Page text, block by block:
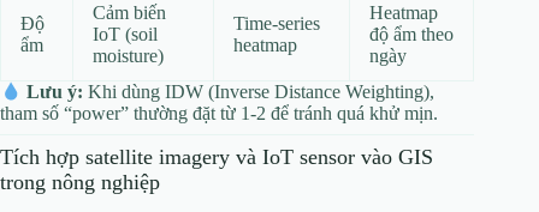
Độ
ẩm
Cảm biến
IoT (soil
moisture)
Time‑series
heatmap
Heatmap
độ ẩm theo
ngày
Lưu ý: Khi dùng IDW (Inverse Distance Weighting),
tham số “power” thường đặt từ 1‑2 để tránh quá khử mịn.
Tích hợp satellite imagery và IoT sensor vào GIS
trong nông nghiệp